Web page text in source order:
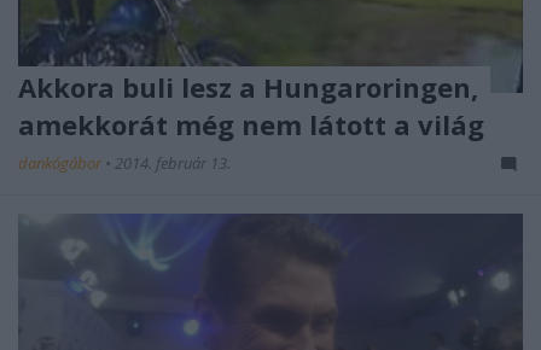
Akkora buli lesz a Hungaroringen,
amekkorát még nem látott a világ
dankógábor • 2014. február 13.